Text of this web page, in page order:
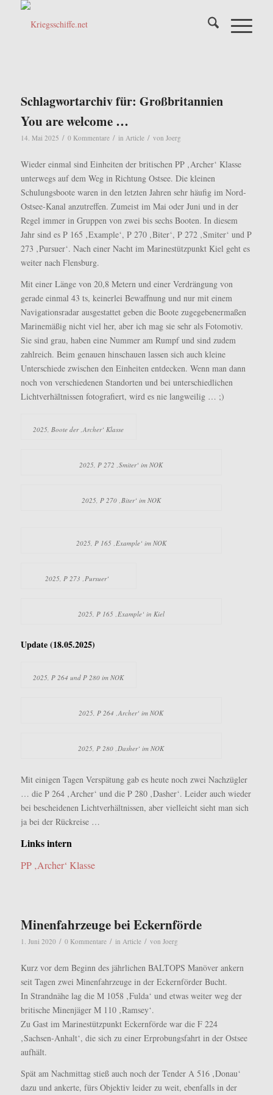
Schlagwortarchiv für: Großbritannien
You are welcome …
14. Mai 2025 / 0 Kommentare / in Article / von Joerg
Wieder einmal sind Einheiten der britischen PP ‚Archer‘ Klasse
unterwegs auf dem Weg in Richtung Ostsee. Die kleinen
Schulungsboote waren in den letzten Jahren sehr häufig im Nord-
Ostsee-Kanal anzutreffen. Zumeist im Mai oder Juni und in der
Regel immer in Gruppen von zwei bis sechs Booten. In diesem
Jahr sind es P 165 ‚Example‘, P 270 ‚Biter‘, P 272 ‚Smiter‘ und P
273 ‚Pursuer‘. Nach einer Nacht im Marinestützpunkt Kiel geht es
weiter nach Flensburg.
Mit einer Länge von 20,8 Metern und einer Verdrängung von
gerade einmal 43 ts, keinerlei Bewaffnung und nur mit einem
Navigationsradar ausgestattet geben die Boote zugegebenermaßen
Marinemäßig nicht viel her, aber ich mag sie sehr als Fotomotiv.
Sie sind grau, haben eine Nummer am Rumpf und sind zudem
zahlreich. Beim genauen hinschauen lassen sich auch kleine
Unterschiede zwischen den Einheiten entdecken. Wenn man dann
noch von verschiedenen Standorten und bei unterschiedlichen
Lichtverhältnissen fotografiert, wird es nie langweilig … ;)
2025, Boote der ‚Archer‘ Klasse
2025, P 272 ‚Smiter‘ im NOK
2025, P 270 ‚Biter‘ im NOK
2025, P 165 ‚Example‘ im NOK
2025, P 273 ‚Pursuer‘
2025, P 165 ‚Example‘ in Kiel
Update (18.05.2025)
2025, P 264 und P 280 im NOK
2025, P 264 ‚Archer‘ im NOK
2025, P 280 ‚Dasher‘ im NOK
Mit einigen Tagen Verspätung gab es heute noch zwei Nachzügler
… die P 264 ‚Archer‘ und die P 280 ‚Dasher‘. Leider auch wieder
bei bescheidenen Lichtverhältnissen, aber vielleicht sieht man sich
ja bei der Rückreise …
Links intern
PP ‚Archer‘ Klasse
Minenfahrzeuge bei Eckernförde
1. Juni 2020 / 0 Kommentare / in Article / von Joerg
Kurz vor dem Beginn des jährlichen BALTOPS Manöver ankern
seit Tagen zwei Minenfahrzeuge in der Eckernförder Bucht.
In Strandnähe lag die M 1058 ‚Fulda‘ und etwas weiter weg der
britische Minenjäger M 110 ‚Ramsey‘.
Zu Gast im Marinestützpunkt Eckernförde war die F 224
‚Sachsen-Anhalt‘, die sich zu einer Erprobungsfahrt in der Ostsee
aufhält.
Spät am Nachmittag stieß auch noch der Tender A 516 ‚Donau‘
dazu und ankerte, fürs Objektiv leider zu weit, ebenfalls in der